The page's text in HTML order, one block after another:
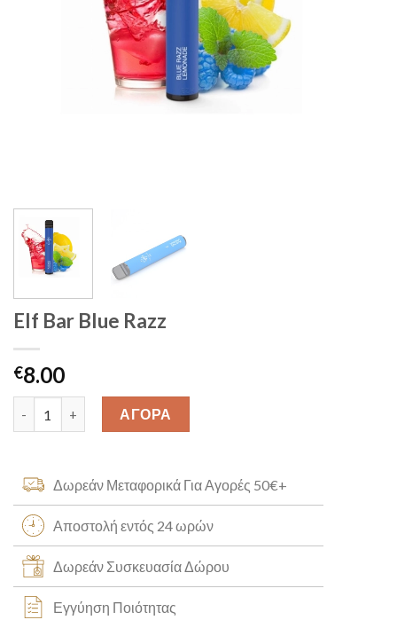
Elf Bar Blue Razz
€8.00
Elf Bar Blue Razz quantity
ΑΓΟΡΑ
Δωρεάν Μεταφορικά Για Αγορές 50€+
Αποστολή εντός 24 ωρών
Δωρεάν Συσκευασία Δώρου
Εγγύηση Ποιότητας